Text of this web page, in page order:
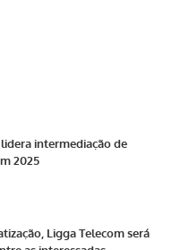
intermediação de
2025
Ligga Telecom será